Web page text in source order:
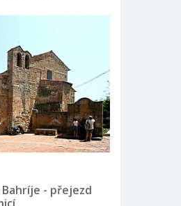
Bahríje - přejezd